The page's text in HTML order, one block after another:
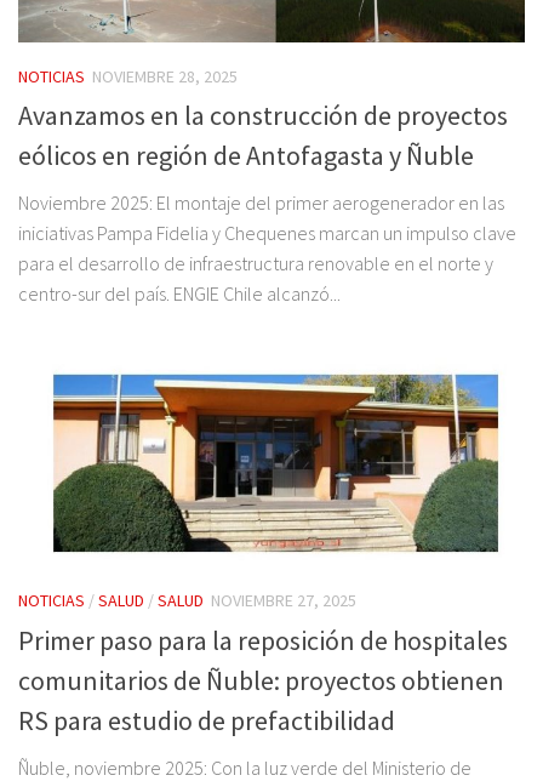
NOTICIAS NOVIEMBRE 28, 2025
Avanzamos en la construcción de proyectos
eólicos en región de Antofagasta y Ñuble
Noviembre 2025: El montaje del primer aerogenerador en las
iniciativas Pampa Fidelia y Chequenes marcan un impulso clave
para el desarrollo de infraestructura renovable en el norte y
centro-sur del país. ENGIE Chile alcanzó...
NOTICIAS /SALUD /SALUD NOVIEMBRE 27, 2025
Primer paso para la reposición de hospitales
comunitarios de Ñuble: proyectos obtienen
RS para estudio de prefactibilidad
Ñuble, noviembre 2025: Con la luz verde del Ministerio de